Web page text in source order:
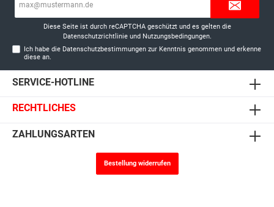
Diese Seite ist durch reCAPTCHA geschützt und es gelten die
Datenschutzrichtlinieund Nutzungsbedingungen.
Ich habe die Datenschutzbestimmungen zur Kenntnis genommen und erkenne
diese an.
SERVICE-HOTLINE
RECHTLICHES
ZAHLUNGSARTEN
Bestellung widerrufen